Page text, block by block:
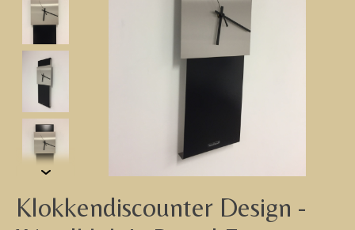
Klokkendiscounter Design -